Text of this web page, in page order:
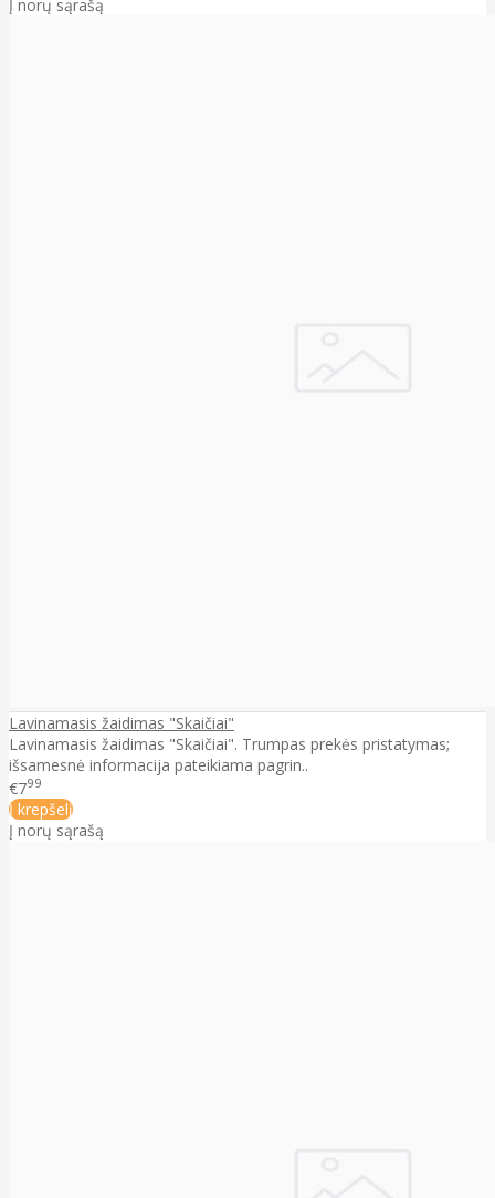
Į norų sąrašą
Lavinamasis žaidimas "Skaičiai"
Lavinamasis žaidimas "Skaičiai". Trumpas prekės pristatymas;
išsamesnė informacija pateikiama pagrin..
€799
Į krepšelį
Į norų sąrašą